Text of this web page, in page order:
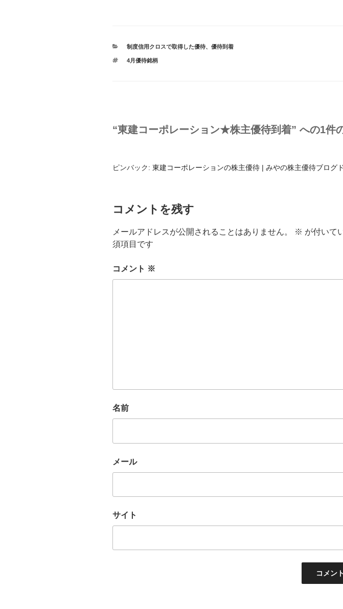
カ
ゴ
制度信用クロスで取得した優待、 優待到着
タ
4月優待銘柄
“東建コーポレーション★株主優待到着” への1件
ピンバック: 東建コーポレーションの株主優待 | みやの株主優待ブログ
コメントを残す
メールアドレスが公開されることはありません。 ※ が付いて
須項目です
コメント ※
名前
メール
サイト